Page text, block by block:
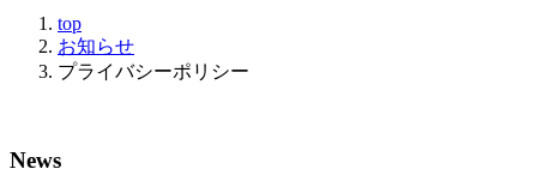
top
お知らせ
プライバシーポリシー
News